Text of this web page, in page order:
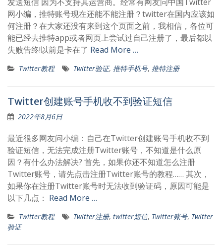
网小编，推特账号现在还能不能注册？twitter在国内应该如
何注册？在大家还没有来到这个页面之前，我相信，各位可
能已经去推特app或者网页上尝试过自己注册了，最后都以
失败告终!以前是卡在了 Read More …
Twitter教程 Twitter验证, 推特手机号, 推特注册
Twitter创建账号手机收不到验证短信
2022年8月6日
最近很多网友问小编：自己在Twitter创建账号手机收不到
验证短信，无法完成注册Twitter账号，不知道是什么原
因？有什么办法解决? 首先，如果你还不知道怎么注册
Twitter账号，请先点击注册Twitter账号的教程…… 其次，
如果你在注册Twitter账号时无法收到验证码，原因可能是
以下几点： Read More …
Twitter教程 Twitter注册, twitter短信, Twitter账号, Twitter
验证